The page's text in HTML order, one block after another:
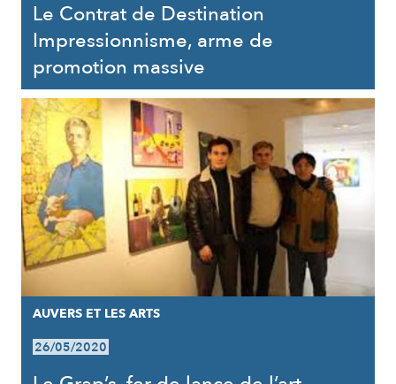
Le Contrat de Destination
Impressionnisme, arme de
promotion massive
AUVERS ET LES ARTS
26/05/2020